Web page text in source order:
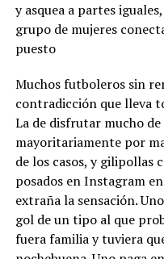
y asquea a partes
grupo de mujeres
puesto
Muchos futboleros sin
contradicción que lleva
La de disfrutar mucho
mayoritariamente por
de los casos, y gilipollas
posados en Instagram
extraña la sensación.
gol de un tipo al que
fuera familia y tuviera